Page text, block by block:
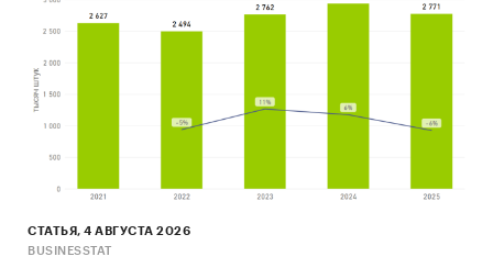
СТАТЬЯ, 4 АВГУСТА 2026
BUSINESSTAT